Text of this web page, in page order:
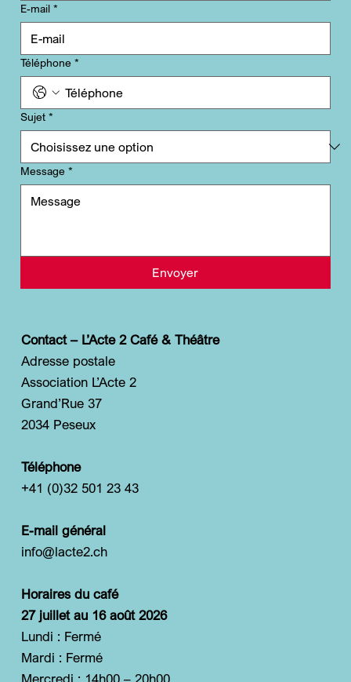
Contact – L’Acte 2 Café & Théâtre
Adresse postale
Association L’Acte 2
Grand’Rue 37
2034 Peseux
Téléphone
+41 (0)32 501 23 43
E-mail général
info@lacte2.ch
Horaires du café
27 juillet au 16 août 2026
Lundi : Fermé
Mardi : Fermé
Mercredi : 14h00 – 20h00
E-mail *
Téléphone *
Sujet *
Message *
Envoyer